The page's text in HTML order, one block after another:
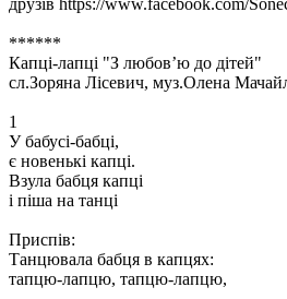
******
Капці-лапці "З любов’ю до дітей"
сл.Зоряна Лісевич, муз.Олена
1
У бабусі-бабці,
є новенькі капці.
Взула бабця капці
і піша на танці
Приспів:
Танцювала бабця в капцях:
тапцю-лапцю, тапцю-лапцю,